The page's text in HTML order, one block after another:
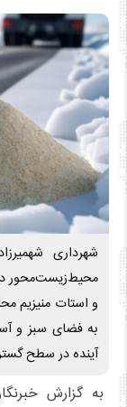
شهرداری
محیط‌زیست‌محور در
و استات منیزیم
به فضای سبز و
آینده در سطح
به گزارش